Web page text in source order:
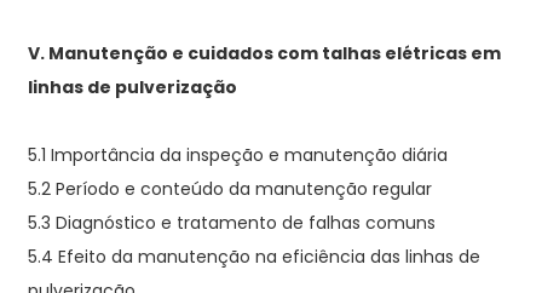
V. Manutenção e cuidados com talhas elétricas em
linhas de pulverização
5.1 Importância da inspeção e manutenção diária
5.2 Período e conteúdo da manutenção regular
5.3 Diagnóstico e tratamento de falhas comuns
5.4 Efeito da manutenção na eficiência das linhas de